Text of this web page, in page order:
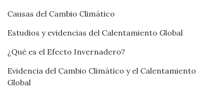
Causas del Cambio Climático
Estudios y evidencias del Calentamiento Global
¿Qué es el Efecto Invernadero?
Evidencia del Cambio Climático y el Calentamiento
Global